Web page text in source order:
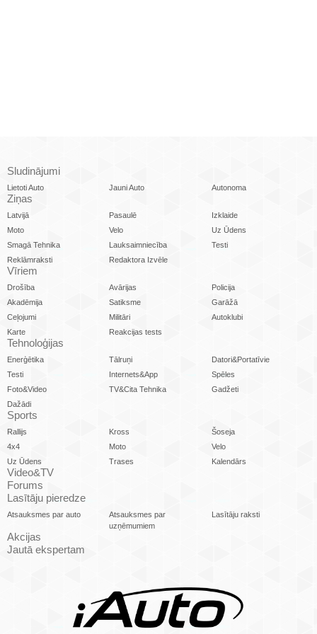
Sludinājumi
Lietoti Auto Jauni Auto Autonoma
Ziņas
Latvijā Pasaulē
Izklaide
Moto
Velo
Uz Ūdens
Smagā Tehnika
Lauksaimniecība
Testi
Reklāmraksti
Redaktora Izvēle
Vīriem
Drošība Avārijas
Policija
Akadēmija
Satiksme
Garāžā
Ceļojumi
Militāri
Autoklubi
Karte
Reakcijas tests
Tehnoloģijas
Enerģētika Tālruņi
Datori&Portatīvie
Testi
Internets&App
Spēles
Foto&Video
TV&Cita Tehnika
Gadžeti
Dažādi
Sports
Rallijs Kross
Šoseja
4x4
Moto
Velo
Uz Ūdens
Trases Kalendārs
Video&TV
Forums
Lasītāju pieredze
Atsauksmes par auto
Atsauksmes par
uzņēmumiem
Lasītāju raksti
Akcijas
Jautā ekspertam